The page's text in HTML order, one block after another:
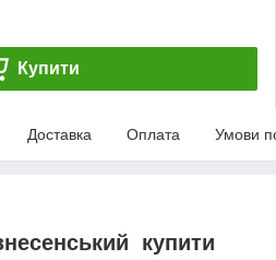
Купити
Доставка Оплата Умови
купити